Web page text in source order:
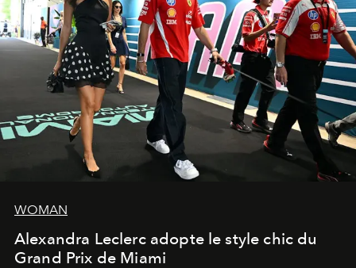
WOMAN
Alexandra Leclerc adopte le style chic du
Grand Prix de Miami